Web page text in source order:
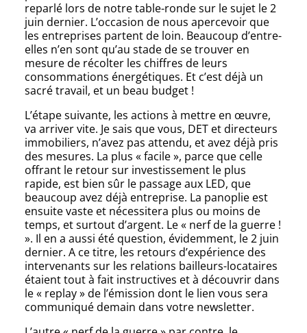
reparlé lors de notre table-ronde sur le sujet le 2
juin dernier. L’occasion de nous apercevoir que
les entreprises partent de loin. Beaucoup d’entre-
elles n’en sont qu’au stade de se trouver en
mesure de récolter les chiffres de leurs
consommations énergétiques. Et c’est déjà un
sacré travail, et un beau budget !
L’étape suivante, les actions à mettre en œuvre,
va arriver vite. Je sais que vous, DET et directeurs
immobiliers, n’avez pas attendu, et avez déjà pris
des mesures. La plus « facile », parce que celle
offrant le retour sur investissement le plus
rapide, est bien sûr le passage aux LED, que
beaucoup avez déjà entreprise. La panoplie est
ensuite vaste et nécessitera plus ou moins de
temps, et surtout d’argent. Le « nerf de la guerre !
». Il en a aussi été question, évidemment, le 2 juin
dernier. A ce titre, les retours d’expérience des
intervenants sur les relations bailleurs-locataires
étaient tout à fait instructives et à découvrir dans
le « replay » de l’émission dont le lien vous sera
communiqué demain dans votre newsletter.